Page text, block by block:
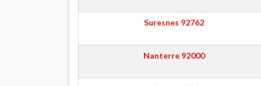
Suresnes 92762
Nanterre 92000